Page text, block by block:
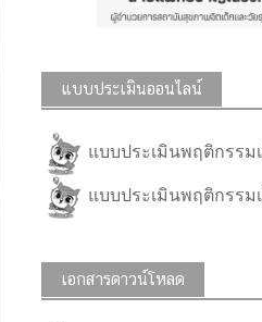
แบบประเมินออนไลน์
แบบประเมินพฤติกรรม
แบบประเมินพฤติกรรม
เอกสารดาวน์โหลด